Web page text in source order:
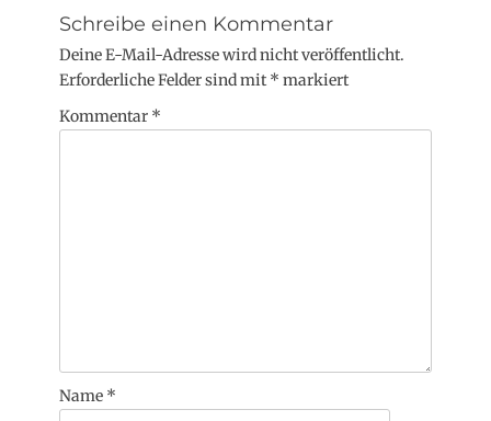
Schreibe einen Kommentar
Deine E-Mail-Adresse wird nicht veröffentlicht.
Erforderliche Felder sind mit * markiert
Kommentar *
Name *